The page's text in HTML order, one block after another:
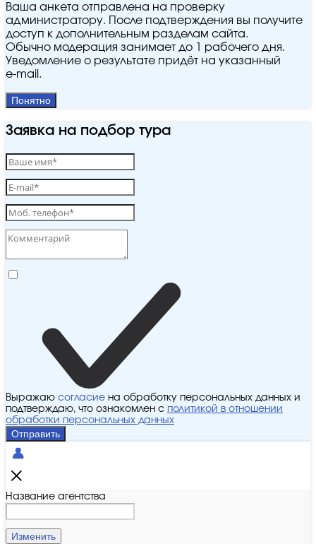
Ваша анкета отправлена на проверку
администратору. После подтверждения вы получите
доступ к дополнительным разделам сайта.
Обычно модерация занимает до 1 рабочего дня.
Уведомление о результате придёт на указанный
e‑mail.
Понятно
Заявка на подбор тура
Выражаю согласие на обработку персональных данных и
подтверждаю, что ознакомлен с политикой в отношении
обработки персональных данных
Отправить
Название агентства
Изменить